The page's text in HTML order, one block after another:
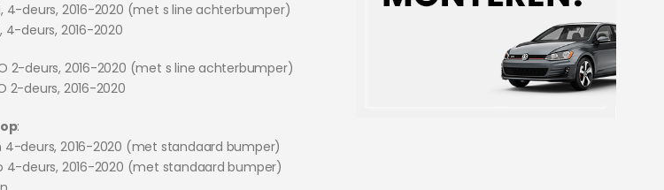
4-deurs, 2016-2020 (met s line achterbumper)
4-deurs, 2016-2020
2-deurs, 2016-2020 (met s line achterbumper)
2-deurs, 2016-2020
:
4-deurs, 2016-2020 (met standaard bumper)
4-deurs, 2016-2020 (met standaard bumper)